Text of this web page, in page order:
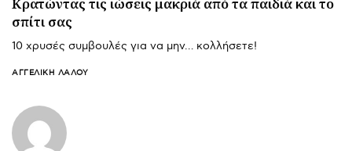
σπίτι σας
10 χρυσές συμβουλές για να μην… κολλήσετε!
ΑΓΓΕΛΙΚΉ ΛΆΛΟΥ